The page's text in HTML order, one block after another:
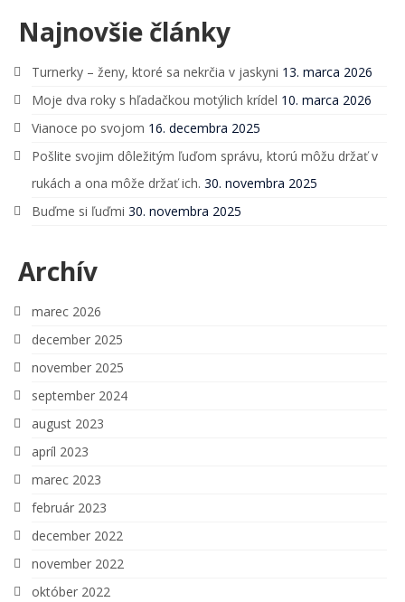
Najnovšie články
Turnerky – ženy, ktoré sa nekrčia v jaskyni 13. marca 2026
Moje dva roky s hľadačkou motýlich krídel 10. marca 2026
Vianoce po svojom 16. decembra 2025
Pošlite svojim dôležitým ľuďom správu, ktorú môžu držať v
rukách a ona môže držať ich. 30. novembra 2025
Buďme si ľuďmi 30. novembra 2025
Archív
marec 2026
december 2025
november 2025
september 2024
august 2023
apríl 2023
marec 2023
február 2023
december 2022
november 2022
október 2022